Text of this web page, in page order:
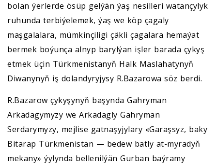
bolan ýerlerde ösüp gelýän ýaş nesilleri watançylyk
ruhunda terbiýelemek, ýaş we köp çagaly
maşgalalara, mümkinçiligi çäkli çagalara hemaýat
bermek boýunça alnyp barylýan işler barada çykyş
etmek üçin Türkmenistanyň Halk Maslahatynyň
Diwanynyň iş dolandyryjysy R.Bazarowa söz berdi.
R.Bazarow çykyşynyň başynda Gahryman
Arkadagymyzy we Arkadagly Gahryman
Serdarymyzy, mejlise gatnaşyjylary «Garaşsyz, baky
Bitarap Türkmenistan — bedew batly at-myradyň
mekany» ýylynda bellenilýän Gurban baýramy